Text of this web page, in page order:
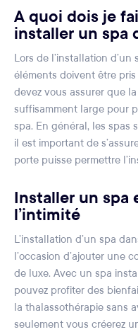
A quoi dois je
installer un spa
Lors de l’installation
éléments doivent être
devez vous assurer que
suffisamment large pour
spa. En général, les spas
il est important de
porte puisse permettre
Installer un spa
l’intimité
L’installation d’un spa
l’occasion d’ajouter une
de luxe. Avec un spa
pouvez profiter des
la thalassothérapie sans
seulement vous créerez